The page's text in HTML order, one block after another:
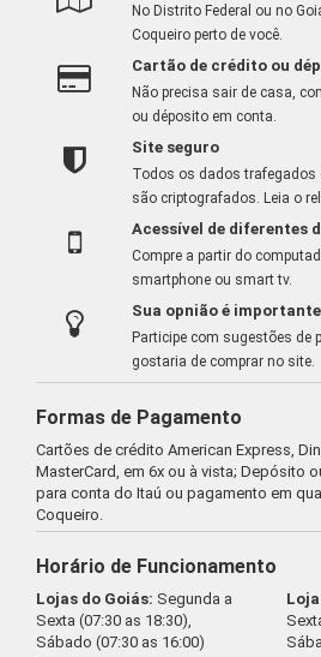
No Distrito Federal ou no
Coqueiro perto de você.
Cartão de crédito ou
Não precisa sair de casa,
ou déposito em conta.
Site seguro
Todos os dados trafegados
são criptografados. Leia o
Acessível de diferentes
Compre a partir do
smartphone ou smart tv.
Sua opnião é importante
Participe com sugestões de
gostaria de comprar no site.
Formas de Pagamento
Cartões de crédito American Express,
MasterCard, em 6x ou à vista; Depósito
para conta do Itaú ou pagamento em
Coqueiro.
Horário de Funcionamento
Lojas do Goiás: Segunda a
Sexta (07:30 as 18:30),
Sábado (07:30 as 16:00)